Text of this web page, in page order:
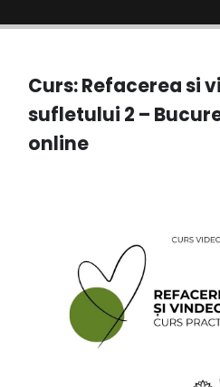
Curs: Refacerea si
sufletului 2 –
online